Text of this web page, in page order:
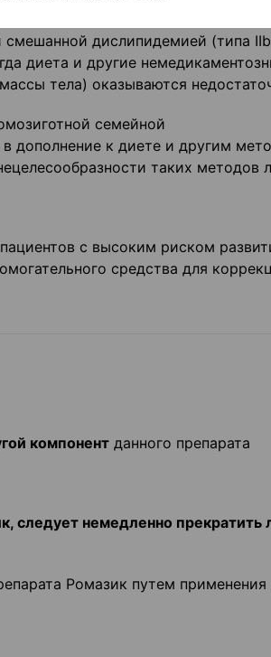
гиперхолестеринемией
дислипидемией (типа
диета и другие
тела) оказываются
семейной
в дополнение к диете и другим
таких методов
с высоким риском
средства для
компонент данного препарата
следует немедленно прекратить
Ромазик путем применения